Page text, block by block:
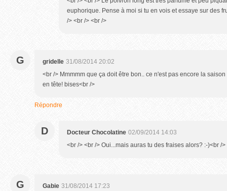
euphorique. Pense à moi si tu en vois et essaye sur des
/> <br /> <br />
G gridelle 31/08/2014 20:02
<br /> Mmmmm que ça doit être bon.. ce n'est pas encore la
en tête! bises<br />
Répondre
D Docteur Chocolatine 02/09/2014 14:03
<br /> <br /> Oui...mais auras tu des fraises alors? :-)<br />
G Gabie 31/08/2014 17:23